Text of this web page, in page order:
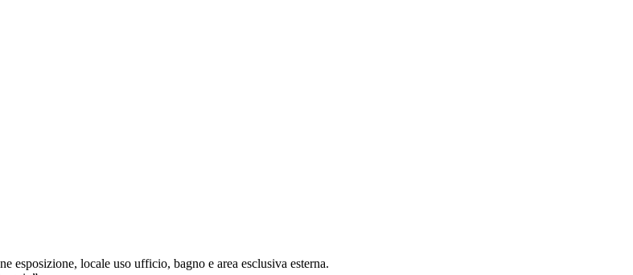
esposizione, locale uso ufficio, bagno e area esclusiva esterna.